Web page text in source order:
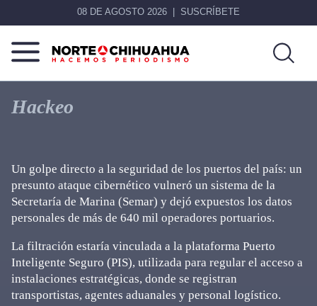
08 DE AGOSTO 2026 SUSCRÍBETE
Norte
De
Chihuahua
Más
que
noticias,
Hackeo
Un golpe directo a la seguridad de los puertos del país: un
presunto ataque cibernético vulneró un sistema de la
Secretaría de Marina (Semar) y dejó expuestos los datos
personales de más de 640 mil operadores portuarios.
La filtración estaría vinculada a la plataforma Puerto
Inteligente Seguro (PIS), utilizada para regular el acceso a
instalaciones estratégicas, donde se registran
transportistas, agentes aduanales y personal logístico.